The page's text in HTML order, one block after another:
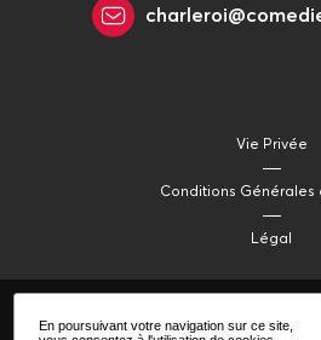
Vie Privée
Conditions Générales
Légal
En poursuivant votre navigation sur ce site,